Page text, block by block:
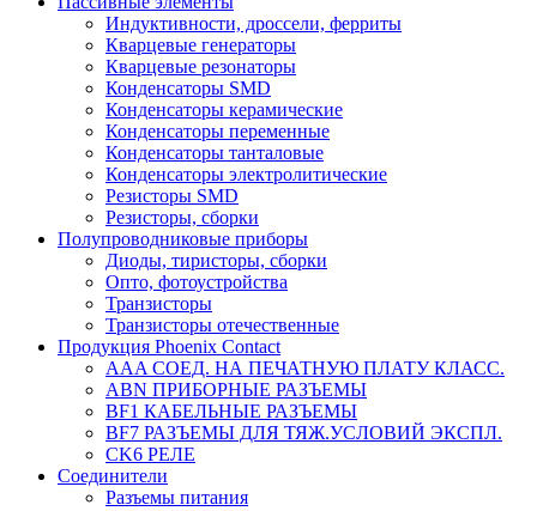
Индуктивности, дроссели, ферриты
Кварцевые генераторы
Кварцевые резонаторы
Конденсаторы SMD
Конденсаторы керамические
Конденсаторы переменные
Конденсаторы танталовые
Конденсаторы электролитические
Резисторы SMD
Резисторы, сборки
Полупроводниковые приборы
Диоды, тиристоры, сборки
Опто, фотоустройства
Транзисторы
Транзисторы отечественные
Продукция Phoenix Contact
AAA СОЕД. НА ПЕЧАТНУЮ ПЛАТУ КЛАСС.
ABN ПРИБОРНЫЕ РАЗЪЕМЫ
BF1 КАБЕЛЬНЫЕ РАЗЪЕМЫ
BF7 РАЗЪЕМЫ ДЛЯ ТЯЖ.УСЛОВИЙ ЭКСПЛ.
CK6 РЕЛЕ
Соединители
Разъемы питания